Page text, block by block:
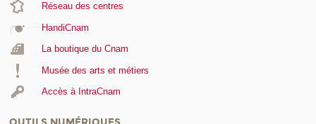
Réseau des centres
HandiCnam
La boutique du Cnam
Musée des arts et métiers
Accès à IntraCnam